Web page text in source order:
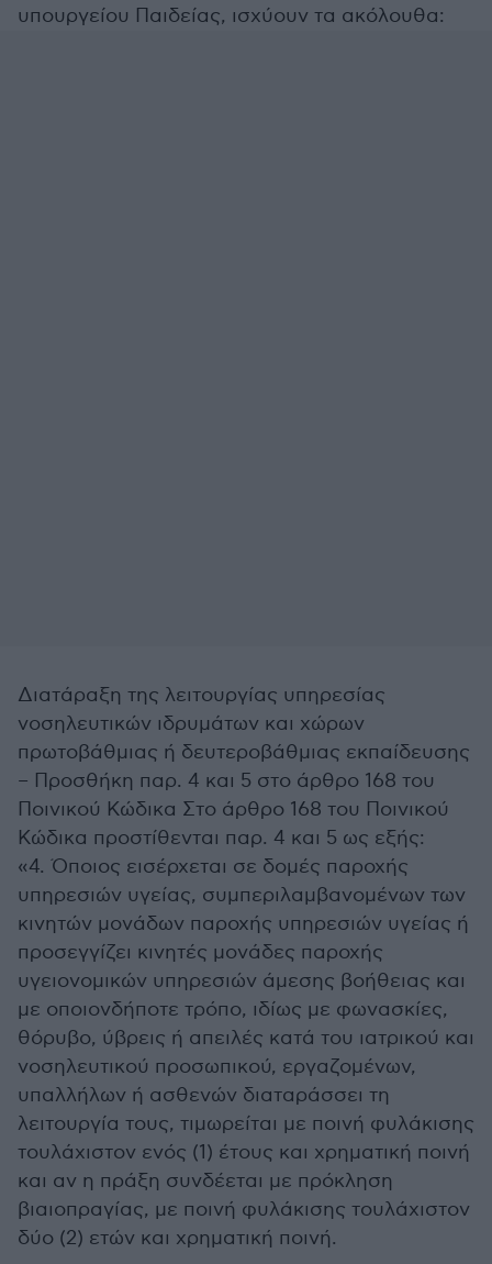
υπουργείου Παιδείας, ισχύουν τα ακόλουθα:
Διατάραξη της λειτουργίας υπηρεσίας
νοσηλευτικών ιδρυμάτων και χώρων
πρωτοβάθμιας ή δευτεροβάθμιας εκπαίδευσης
– Προσθήκη παρ. 4 και 5 στο άρθρο 168 του
Ποινικού Κώδικα Στο άρθρο 168 του Ποινικού
Κώδικα προστίθενται παρ. 4 και 5 ως εξής:
«4. Όποιος εισέρχεται σε δομές παροχής
υπηρεσιών υγείας, συμπεριλαμβανομένων των
κινητών μονάδων παροχής υπηρεσιών υγείας ή
προσεγγίζει κινητές μονάδες παροχής
υγειονομικών υπηρεσιών άμεσης βοήθειας και
με οποιονδήποτε τρόπο, ιδίως με φωνασκίες,
θόρυβο, ύβρεις ή απειλές κατά του ιατρικού και
νοσηλευτικού προσωπικού, εργαζομένων,
υπαλλήλων ή ασθενών διαταράσσει τη
λειτουργία τους, τιμωρείται με ποινή φυλάκισης
τουλάχιστον ενός (1) έτους και χρηματική ποινή
και αν η πράξη συνδέεται με πρόκληση
βιαιοπραγίας, με ποινή φυλάκισης τουλάχιστον
δύο (2) ετών και χρηματική ποινή.